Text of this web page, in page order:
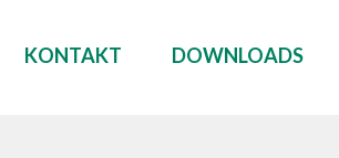
KONTAKT DOWNLOADS